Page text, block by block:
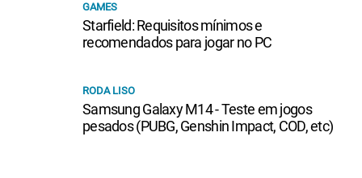
GAMES
Starfield: Requisitos mínimos e
recomendados para jogar no PC
RODA LISO
Samsung Galaxy M14 - Teste em jogos
pesados (PUBG, Genshin Impact, COD, etc)